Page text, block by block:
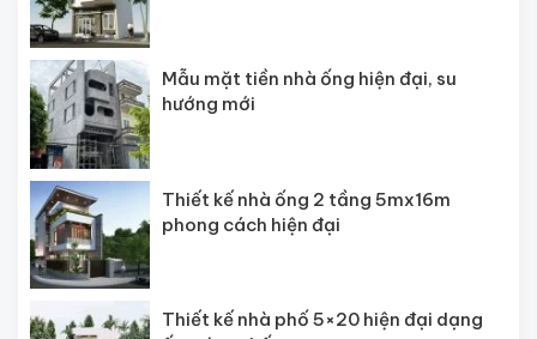
Mẫu mặt tiền nhà ống hiện đại, su
hướng mới
Thiết kế nhà ống 2 tầng 5mx16m
phong cách hiện đại
Thiết kế nhà phố 5×20 hiện đại dạng